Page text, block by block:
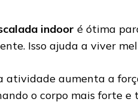
indoor é ótima
Isso ajuda a viver
atividade aumenta a
o corpo mais forte e